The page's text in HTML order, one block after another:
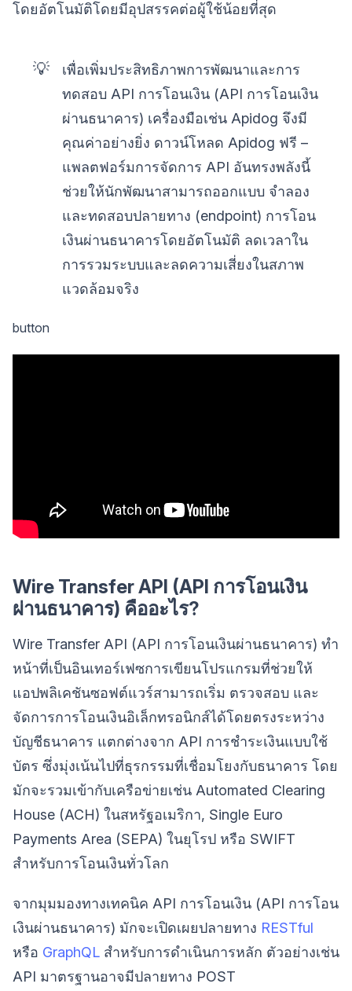
โดยอัตโนมัติโดยมีอุปสรรคต่อผู้ใช้น้อยที่สุด
💡
เพื่อเพิ่มประสิทธิภาพการพัฒนาและการ
ทดสอบ API การโอนเงิน (API การโอนเงิน
ผ่านธนาคาร) เครื่องมือเช่น Apidog จึงมี
คุณค่าอย่างยิ่ง ดาวน์โหลด Apidog ฟรี –
แพลตฟอร์มการจัดการ API อันทรงพลังนี้
ช่วยให้นักพัฒนาสามารถออกแบบ จำลอง
และทดสอบปลายทาง (endpoint) การโอน
เงินผ่านธนาคารโดยอัตโนมัติ ลดเวลาใน
การรวมระบบและลดความเสี่ยงในสภาพ
แวดล้อมจริง
button
Wire Transfer API (API การโอนเงิน
ผ่านธนาคาร) คืออะไร?
Wire Transfer API (API การโอนเงินผ่านธนาคาร) ทำ
หน้าที่เป็นอินเทอร์เฟซการเขียนโปรแกรมที่ช่วยให้
แอปพลิเคชันซอฟต์แวร์สามารถเริ่ม ตรวจสอบ และ
จัดการการโอนเงินอิเล็กทรอนิกส์ได้โดยตรงระหว่าง
บัญชีธนาคาร แตกต่างจาก API การชำระเงินแบบใช้
บัตร ซึ่งมุ่งเน้นไปที่ธุรกรรมที่เชื่อมโยงกับธนาคาร โดย
มักจะรวมเข้ากับเครือข่ายเช่น Automated Clearing
House (ACH) ในสหรัฐอเมริกา, Single Euro
Payments Area (SEPA) ในยุโรป หรือ SWIFT
สำหรับการโอนเงินทั่วโลก
จากมุมมองทางเทคนิค API การโอนเงิน (API การโอน
เงินผ่านธนาคาร) มักจะเปิดเผยปลายทาง RESTful
หรือ GraphQL สำหรับการดำเนินการหลัก ตัวอย่างเช่น
API มาตรฐานอาจมีปลายทาง POST